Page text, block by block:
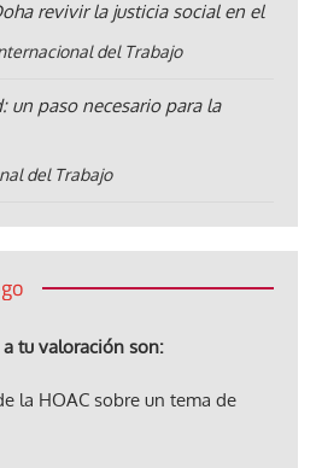
revivir la justicia social en el
del Trabajo
un paso necesario para la
del Trabajo
a tu valoración son:
la HOAC sobre un tema de